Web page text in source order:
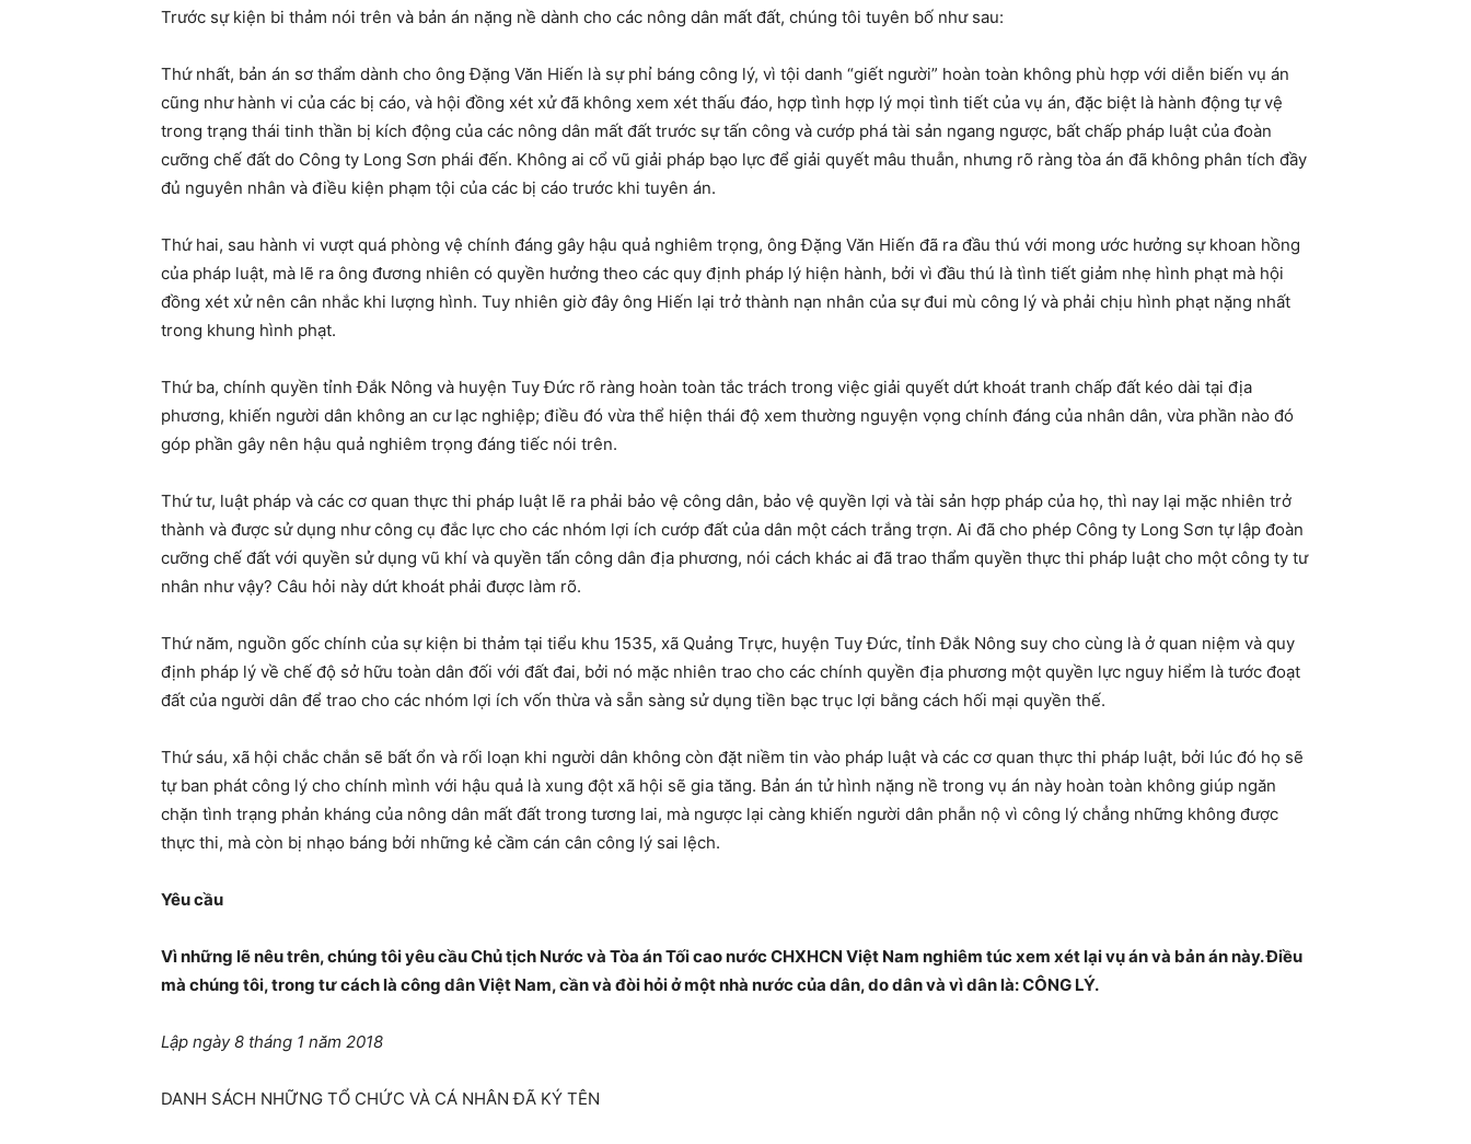
Trước sự kiện bi thảm nói trên và bản án nặng nề dành cho các nông dân mất đất, chúng tôi tuyên bố như sau:
Thứ nhất, bản án sơ thẩm dành cho ông Đặng Văn Hiến là sự phỉ báng công lý, vì tội danh “giết người” hoàn toàn không phù hợp với diễn biến vụ án
cũng như hành vi của các bị cáo, và hội đồng xét xử đã không xem xét thấu đáo, hợp tình hợp lý mọi tình tiết của vụ án, đặc biệt là hành động tự vệ
trong trạng thái tinh thần bị kích động của các nông dân mất đất trước sự tấn công và cướp phá tài sản ngang ngược, bất chấp pháp luật của đoàn
cưỡng chế đất do Công ty Long Sơn phái đến. Không ai cổ vũ giải pháp bạo lực để giải quyết mâu thuẫn, nhưng rõ ràng tòa án đã không phân tích đầy
đủ nguyên nhân và điều kiện phạm tội của các bị cáo trước khi tuyên án.
Thứ hai, sau hành vi vượt quá phòng vệ chính đáng gây hậu quả nghiêm trọng, ông Đặng Văn Hiến đã ra đầu thú với mong ước hưởng sự khoan hồng
của pháp luật, mà lẽ ra ông đương nhiên có quyền hưởng theo các quy định pháp lý hiện hành, bởi vì đầu thú là tình tiết giảm nhẹ hình phạt mà hội
đồng xét xử nên cân nhắc khi lượng hình. Tuy nhiên giờ đây ông Hiến lại trở thành nạn nhân của sự đui mù công lý và phải chịu hình phạt nặng nhất
trong khung hình phạt.
Thứ ba, chính quyền tỉnh Đắk Nông và huyện Tuy Đức rõ ràng hoàn toàn tắc trách trong việc giải quyết dứt khoát tranh chấp đất kéo dài tại địa
phương, khiến người dân không an cư lạc nghiệp; điều đó vừa thể hiện thái độ xem thường nguyện vọng chính đáng của nhân dân, vừa phần nào đó
góp phần gây nên hậu quả nghiêm trọng đáng tiếc nói trên.
Thứ tư, luật pháp và các cơ quan thực thi pháp luật lẽ ra phải bảo vệ công dân, bảo vệ quyền lợi và tài sản hợp pháp của họ, thì nay lại mặc nhiên trở
thành và được sử dụng như công cụ đắc lực cho các nhóm lợi ích cướp đất của dân một cách trắng trợn. Ai đã cho phép Công ty Long Sơn tự lập đoàn
cưỡng chế đất với quyền sử dụng vũ khí và quyền tấn công dân địa phương, nói cách khác ai đã trao thẩm quyền thực thi pháp luật cho một công ty tư
nhân như vậy? Câu hỏi này dứt khoát phải được làm rõ.
Thứ năm, nguồn gốc chính của sự kiện bi thảm tại tiểu khu 1535, xã Quảng Trực, huyện Tuy Đức, tỉnh Đắk Nông suy cho cùng là ở quan niệm và quy
định pháp lý về chế độ sở hữu toàn dân đối với đất đai, bởi nó mặc nhiên trao cho các chính quyền địa phương một quyền lực nguy hiểm là tước đoạt
đất của người dân để trao cho các nhóm lợi ích vốn thừa và sẵn sàng sử dụng tiền bạc trục lợi bằng cách hối mại quyền thế.
Thứ sáu, xã hội chắc chắn sẽ bất ổn và rối loạn khi người dân không còn đặt niềm tin vào pháp luật và các cơ quan thực thi pháp luật, bởi lúc đó họ sẽ
tự ban phát công lý cho chính mình với hậu quả là xung đột xã hội sẽ gia tăng. Bản án tử hình nặng nề trong vụ án này hoàn toàn không giúp ngăn
chặn tình trạng phản kháng của nông dân mất đất trong tương lai, mà ngược lại càng khiến người dân phẫn nộ vì công lý chẳng những không được
thực thi, mà còn bị nhạo báng bởi những kẻ cầm cán cân công lý sai lệch.
Yêu cầu
Vì những lẽ nêu trên, chúng tôi yêu cầu Chủ tịch Nước và Tòa án Tối cao nước CHXHCN Việt Nam nghiêm túc xem xét lại vụ án và bản án này. Điều
mà chúng tôi, trong tư cách là công dân Việt Nam, cần và đòi hỏi ở một nhà nước của dân, do dân và vì dân là: CÔNG LÝ.
Lập ngày 8 tháng 1 năm 2018
DANH SÁCH NHỮNG TỔ CHỨC VÀ CÁ NHÂN ĐÃ KÝ TÊN